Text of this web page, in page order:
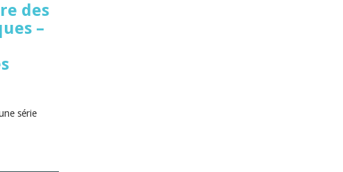
des
–
série